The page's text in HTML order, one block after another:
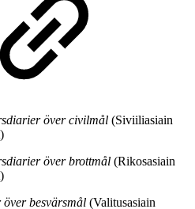
över civilmål (Siviiliasiain
över brottmål (Rikosasiain
besvärsmål (Valitusasiain